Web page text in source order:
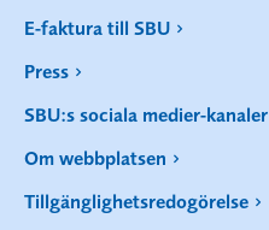
E-faktura till SBU
Press
SBU:s sociala medier-kanaler
Om webbplatsen
Tillgänglighetsredogörelse